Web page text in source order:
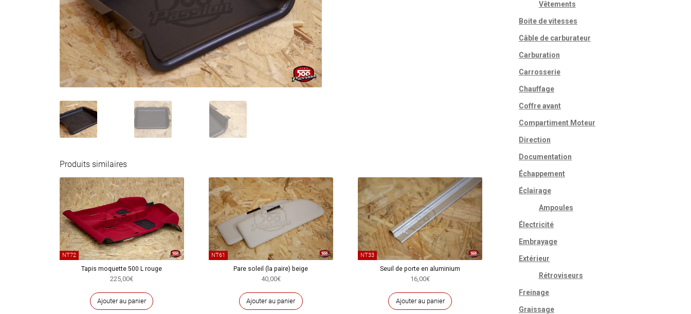
Produits similaires
NT72
Tapis moquette 500 L rouge
225,00€
Ajouter au panier
NT61
Pare soleil (la paire) beige
40,00€
Ajouter au panier
NT33
Seuil de porte en aluminium
16,00€
Ajouter au panier
Vêtements
Boite de vitesses
Câble de carburateur
Carburation
Carrosserie
Chauffage
Coffre avant
Compartiment Moteur
Direction
Documentation
Échappement
Éclairage
Ampoules
Électricité
Embrayage
Extérieur
Rétroviseurs
Freinage
Graissage